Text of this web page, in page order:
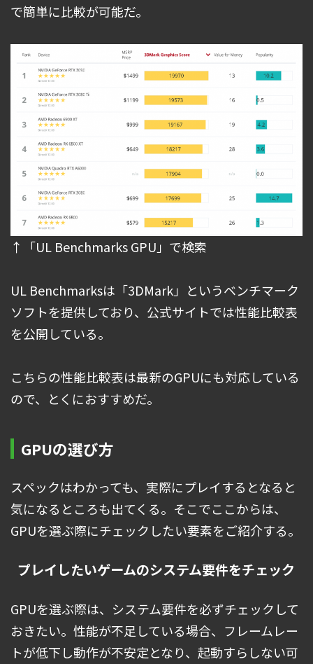
で簡単に比較が可能だ。
↑「UL Benchmarks GPU」で検索
UL Benchmarksは「3DMark」というベンチマーク
ソフトを提供しており、公式サイトでは性能比較表
を公開している。
こちらの性能比較表は最新のGPUにも対応している
ので、とくにおすすめだ。
GPUの選び方
スペックはわかっても、実際にプレイするとなると
気になるところも出てくる。そこでここからは、
GPUを選ぶ際にチェックしたい要素をご紹介する。
プレイしたいゲームのシステム要件をチェック
GPUを選ぶ際は、システム要件を必ずチェックして
おきたい。性能が不足している場合、フレームレー
トが低下し動作が不安定となり、起動すらしない可